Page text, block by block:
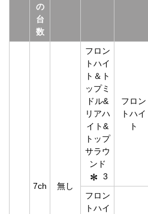
の
台
数
7ch 無し
フロン
トハイ
ト＆ト
ップミ
ドル&
リアハ
イト&
トップ
サラウ
ンド
3
フロン
トハイ
ト
フロン
トハイ